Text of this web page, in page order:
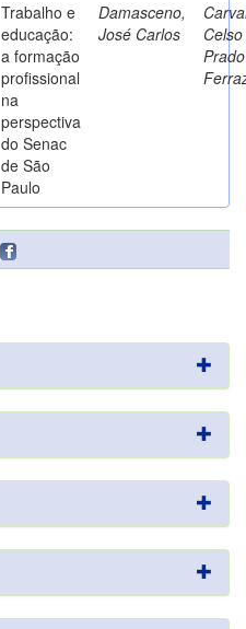
Trabalho e
educação:
a formação
profissional
na
perspectiva
do Senac
de São
Paulo
Damasceno,
José Carlos
Prado